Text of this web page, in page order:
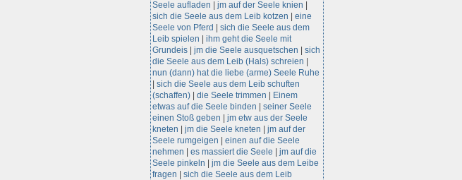
Seele aufladen
jm auf der Seele knien
sich die Seele aus dem Leib kotzen
eine
Seele von Pferd
sich die Seele aus dem
Leib spielen
ihm geht die Seele mit
Grundeis
jm die Seele ausquetschen
sich
die Seele aus dem Leib (Hals) schreien
nun (dann) hat die liebe (arme) Seele Ruhe
sich die Seele aus dem Leib schuften
(schaffen)
die Seele trimmen
Einem
etwas auf die Seele binden
seiner Seele
einen Stoß geben
jm etw aus der Seele
kneten
jm die Seele kneten
jm auf der
Seele rumgeigen
einen auf die Seele
nehmen
es massiert die Seele
jm auf die
Seele pinkeln
jm die Seele aus dem Leibe
fragen
sich die Seele aus dem Leib